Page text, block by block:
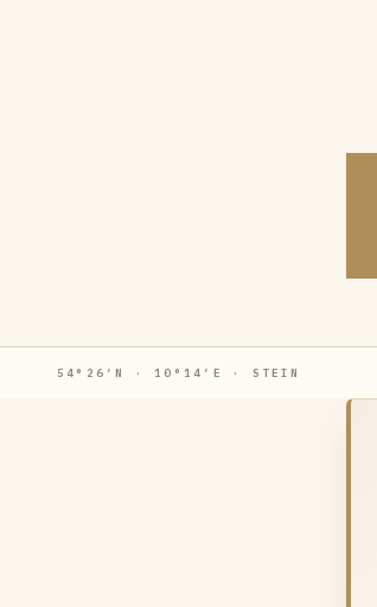
54°26′N · 10°14′E · STEIN